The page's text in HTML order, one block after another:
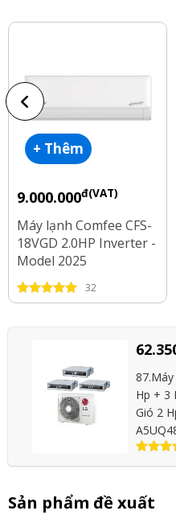
+ Thêm
9.000.000đ(VAT)
Máy lạnh Comfee CFS-
18VGD 2.0HP Inverter -
Model 2025
32
Hp + 3
Gió 2
Sản phẩm đề xuất